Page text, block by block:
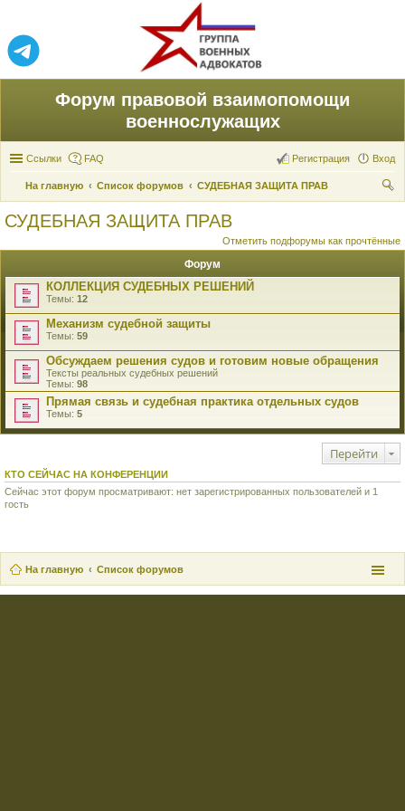
Форум правовой взаимопомощи
военнослужащих
Ссылки FAQ Вход
Регистрация
На главную Список форумов
СУДЕБНАЯ ЗАЩИТА ПРАВ
СУДЕБНАЯ ЗАЩИТА ПРАВ
Отметить подфорумы как прочтённые
Форум
КОЛЛЕКЦИЯ СУДЕБНЫХ РЕШЕНИЙ
Темы: 12
Механизм судебной защиты
Темы: 59
Обсуждаем решения судов и готовим новые обращения
Тексты реальных судебных решений
Темы: 98
Прямая связь и судебная практика отдельных судов
Темы: 5
Перейти
КТО СЕЙЧАС НА КОНФЕРЕНЦИИ
Сейчас этот форум просматривают: нет зарегистрированных пользователей и 1
гость
На главную Список форумов